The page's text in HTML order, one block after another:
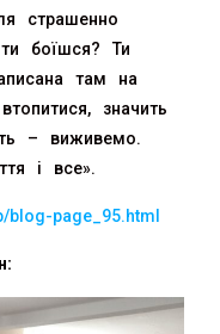
страшенно
боїшся? Ти
там на
значить
– виживемо.
і все».
blog-page_95.html